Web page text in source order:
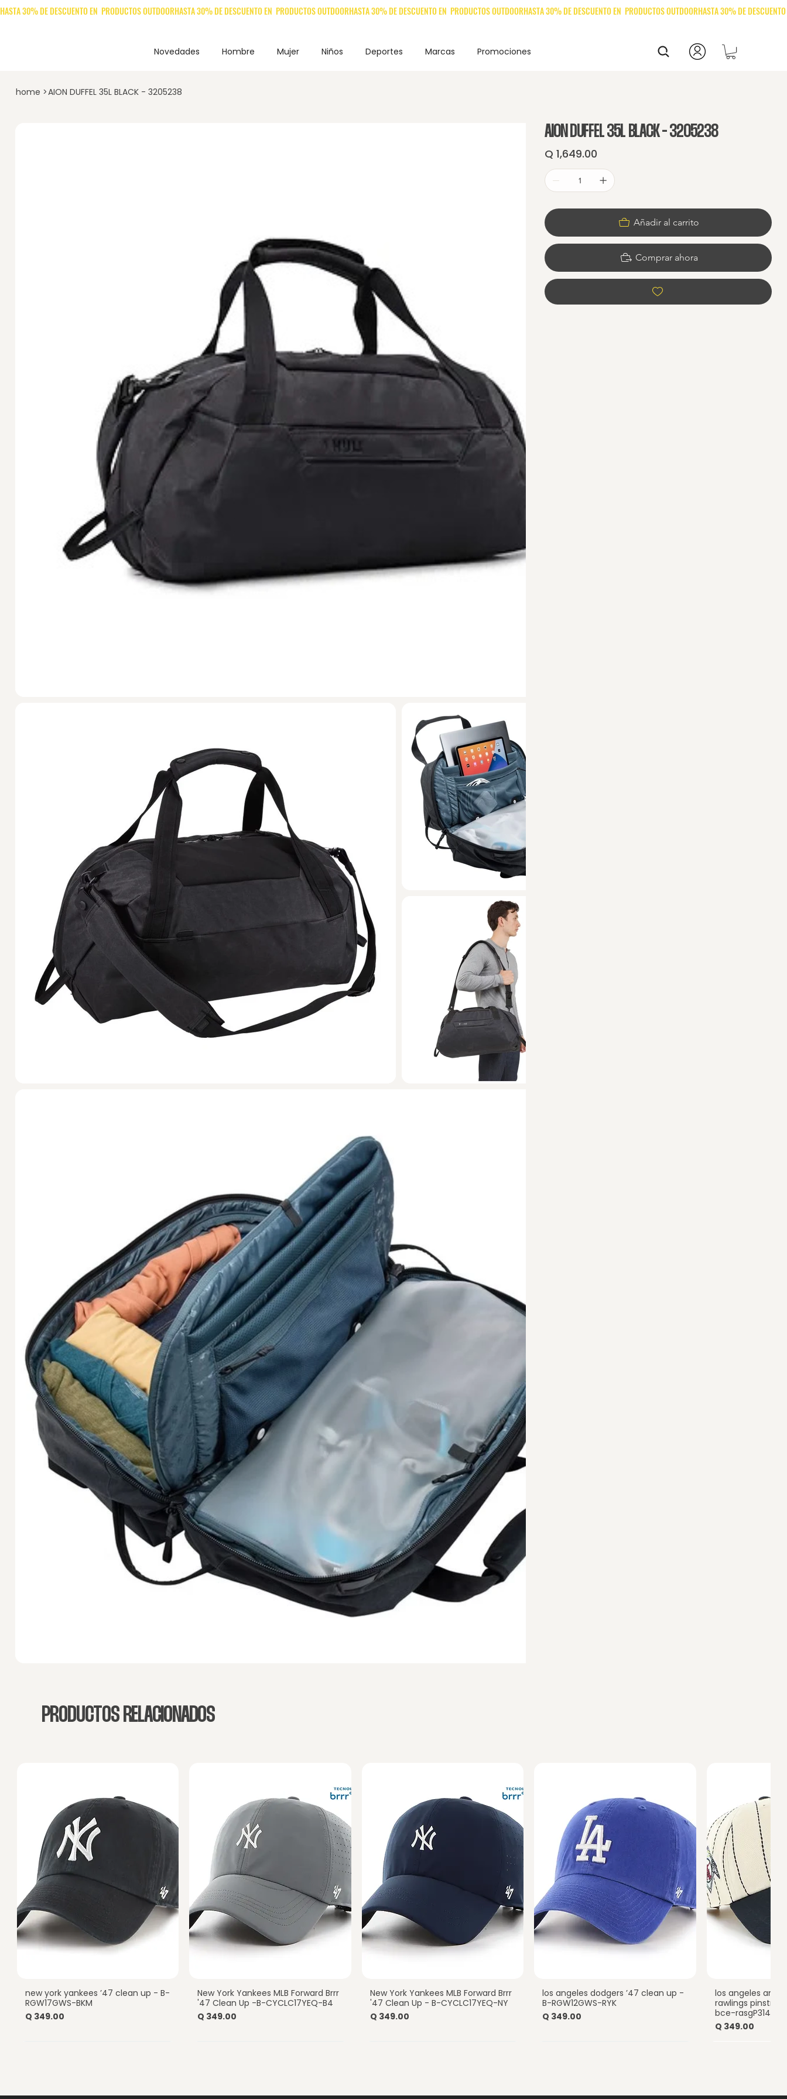
Novedades Hombre Mujer Niños Deportes Marcas Promociones
home >AION DUFFEL 35L BLACK - 3205238
AION DUFFEL 35L BLACK - 3205238
Precio
Q 1,649.00
Añadir al carrito
Comprar ahora
PRODUCTOS RELACIONADOS
Vista rápida
new york yankees ’47 clean up - B-
RGW17GWS-BKM
Precio
Q 349.00
Vista rápida
New York Yankees MLB Forward Brrr
'47 Clean Up -B-CYCLC17YEQ-B4
Precio
Q 349.00
Vista rápida
New York Yankees MLB Forward Brrr
'47 Clean Up - B-CYCLC17YEQ-NY
Precio
Q 349.00
Vista rápida
los angeles dodgers ’47 clean up -
B-RGW12GWS-RYK
Precio
Q 349.00
Vista
los angeles
rawlings
bce-rasgP314hts
Precio
Q 349.00